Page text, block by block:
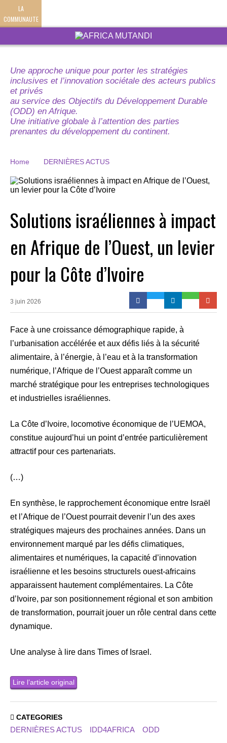
LA
COMMUNAUTE
Une approche unique pour porter les stratégies
inclusives et l’innovation sociétale des acteurs publics
et privés
au service des Objectifs du Développement Durable
(ODD) en Afrique.
Une initiative globale à l’attention des parties
prenantes du développement du continent.
Home DERNIÈRES ACTUS
Solutions israéliennes à impact
en Afrique de l’Ouest, un levier
pour la Côte d’Ivoire
3 juin 2026
Face à une croissance démographique rapide, à
l’urbanisation accélérée et aux défis liés à la sécurité
alimentaire, à l’énergie, à l’eau et à la transformation
numérique, l’Afrique de l’Ouest apparaît comme un
marché stratégique pour les entreprises technologiques
et industrielles israéliennes.
La Côte d’Ivoire, locomotive économique de l’UEMOA,
constitue aujourd’hui un point d’entrée particulièrement
attractif pour ces partenariats.
(…)
En synthèse, le rapprochement économique entre Israël
et l’Afrique de l’Ouest pourrait devenir l’un des axes
stratégiques majeurs des prochaines années. Dans un
environnement marqué par les défis climatiques,
alimentaires et numériques, la capacité d’innovation
israélienne et les besoins structurels ouest-africains
apparaissent hautement complémentaires. La Côte
d’Ivoire, par son positionnement régional et son ambition
de transformation, pourrait jouer un rôle central dans cette
dynamique.
Une analyse à lire dans Times of Israel.
Lire l’article original
CATEGORIES
DERNIÈRES ACTUS IDD4AFRICA ODD